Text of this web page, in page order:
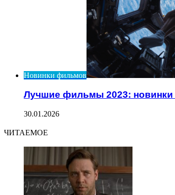
Новинки фильмов
Лучшие фильмы 2023: новинки
30.01.2026
ЧИТАЕМОЕ